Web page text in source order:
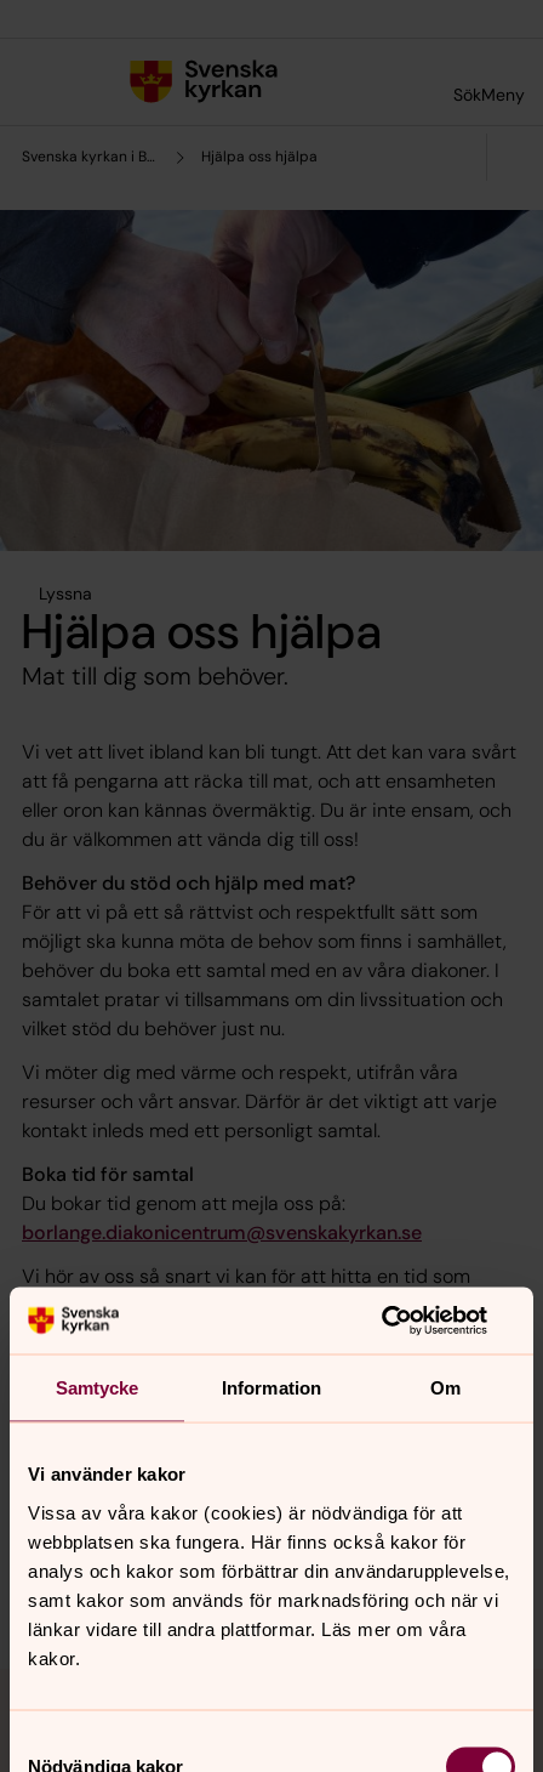
Samtycke Information Om
Vi använder kakor
Vissa av våra kakor (cookies) är nödvändiga för att
webbplatsen ska fungera. Här finns också kakor för
analys och kakor som förbättrar din användarupplevelse,
samt kakor som används för marknadsföring och när vi
länkar vidare till andra plattformar. Läs mer om våra
kakor.
Nödvändiga kakor
SökMeny
Svenska kyrkan i Borlänge Hjälpa oss hjälpa
Lyssna
Hjälpa oss hjälpa
Mat till dig som behöver.
Vi vet att livet ibland kan bli tungt. Att det kan vara svårt
att få pengarna att räcka till mat, och att ensamheten
eller oron kan kännas övermäktig. Du är inte ensam, och
du är välkommen att vända dig till oss!
Behöver du stöd och hjälp med mat?
För att vi på ett så rättvist och respektfullt sätt som
möjligt ska kunna möta de behov som finns i samhället,
behöver du boka ett samtal med en av våra diakoner. I
samtalet pratar vi tillsammans om din livssituation och
vilket stöd du behöver just nu.
Vi möter dig med värme och respekt, utifrån våra
resurser och vårt ansvar. Därför är det viktigt att varje
kontakt inleds med ett personligt samtal.
Boka tid för samtal
Du bokar tid genom att mejla oss på:
borlange.diakonicentrum@svenskakyrkan.se
Vi hör av oss så snart vi kan för att hitta en tid som
passar!
Senast ändrad 18 juni 2025
innehåll?
stora-tuna.pastorat@svenskakyrkan.se
Dela